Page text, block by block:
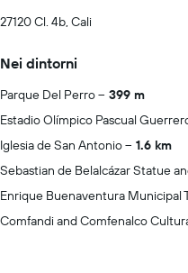
27120 Cl. 4b, Cali
Nei dintorni
Parque Del Perro
399 m
Estadio Olímpico Pascual
Iglesia de San Antonio
1.6 km
Sebastian de Belalcázar Statue
Enrique Buenaventura Municipal
Comfandi and Comfenalco